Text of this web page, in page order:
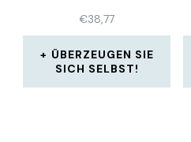
€38,77
ÜBERZEUGEN SIE
SICH SELBST!